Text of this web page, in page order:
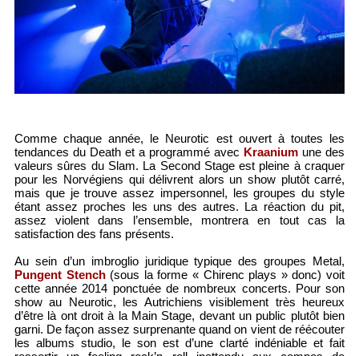
Comme chaque année, le Neurotic est ouvert à toutes les
tendances du Death et a programmé avec Kraanium une des
valeurs sûres du Slam. La Second Stage est pleine à craquer
pour les Norvégiens qui délivrent alors un show plutôt carré,
mais que je trouve assez impersonnel, les groupes du style
étant assez proches les uns des autres. La réaction du pit,
assez violent dans l’ensemble, montrera en tout cas la
satisfaction des fans présents.
Au sein d’un imbroglio juridique typique des groupes Metal,
Pungent Stench(sous la forme « Chirenc plays » donc) voit
cette année 2014 ponctuée de nombreux concerts. Pour son
show au Neurotic, les Autrichiens visiblement très heureux
d’être là ont droit à la Main Stage, devant un public plutôt bien
garni. De façon assez surprenante quand on vient de réécouter
les albums studio, le son est d’une clarté indéniable et fait